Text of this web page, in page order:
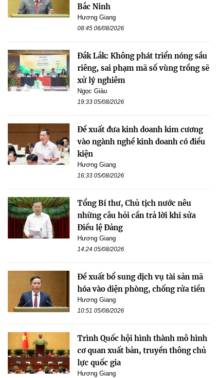
Bắc Ninh
Hương Giang
08:45 06/08/2026
Đắk Lắk: Không phát triển nóng sầu
riêng, sai phạm mã số vùng trồng sẽ
xử lý nghiêm
Ngọc Giàu
19:33 05/08/2026
Đề xuất đưa kinh doanh kim cương
vào ngành nghề kinh doanh có điều
kiện
Hương Giang
16:33 05/08/2026
Tổng Bí thư, Chủ tịch nước nêu
những câu hỏi cần trả lời khi sửa
Điều lệ Đảng
Hương Giang
14:24 05/08/2026
Đề xuất bổ sung dịch vụ tài sản mã
hóa vào diện phòng, chống rửa tiền
Hương Giang
10:51 05/08/2026
Trình Quốc hội hình thành mô hình
cơ quan xuất bản, truyền thông chủ
lực quốc gia
Hương Giang